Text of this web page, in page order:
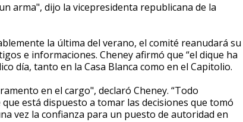
arma", dijo la vicepresidenta republicana de la
la última del verano, el comité reanudará su
e informaciones. Cheney afirmó que “el dique ha
día, tanto en la Casa Blanca como en el Capitolio.
en el cargo", declaró Cheney. “Todo
está dispuesto a tomar las decisiones que tomó
vez la confianza para un puesto de autoridad en